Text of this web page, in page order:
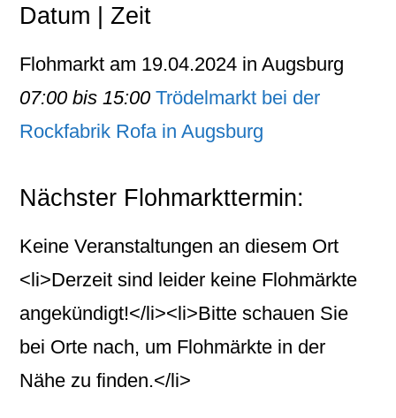
Datum | Zeit
Flohmarkt am 19.04.2024 in Augsburg
07:00 bis 15:00 Trödelmarkt bei der
Rockfabrik Rofa in Augsburg
Nächster Flohmarkttermin:
Keine Veranstaltungen an diesem Ort
<li>Derzeit sind leider keine Flohmärkte
angekündigt!</li><li>Bitte schauen Sie
bei Orte nach, um Flohmärkte in der
Nähe zu finden.</li>